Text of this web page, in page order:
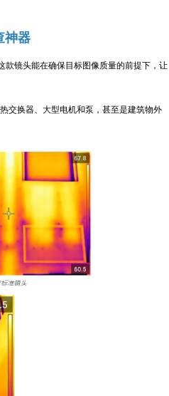
神器
镜头能在确保目标图像质量的前提下，让
换器、大型电机和泵，甚至是建筑物外